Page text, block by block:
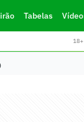
Tabelas